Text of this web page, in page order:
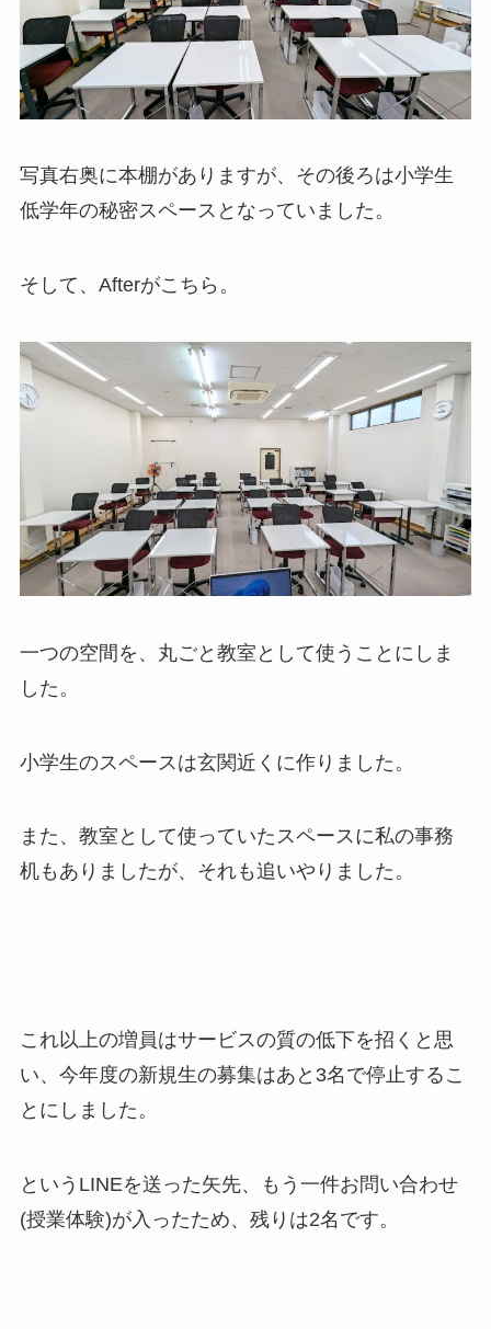
写真右奥に本棚がありますが、その後ろは小学生
低学年の秘密スペースとなっていました。
そして、Afterがこちら。
一つの空間を、丸ごと教室として使うことにしま
した。
小学生のスペースは玄関近くに作りました。
また、教室として使っていたスペースに私の事務
机もありましたが、それも追いやりました。
これ以上の増員はサービスの質の低下を招くと思
い、今年度の新規生の募集はあと3名で停止するこ
とにしました。
というLINEを送った矢先、もう一件お問い合わせ
(授業体験)が入ったため、残りは2名です。